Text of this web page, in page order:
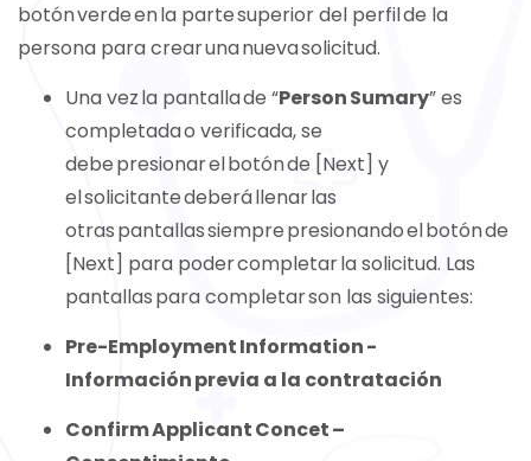
botón verde en la parte superior del perfil de la
persona para crear una nueva solicitud.
Una vez la pantalla de “Person Sumary” es
completada o verificada, se
debe presionar el botón de [Next] y
el solicitante deberá llenar las
otras pantallas siempre presionando el botón de
[Next] para poder completar la solicitud. Las
pantallas para completar son las siguientes:
Pre-Employment Information -
Información previa a la contratación
Confirm Applicant Concet –